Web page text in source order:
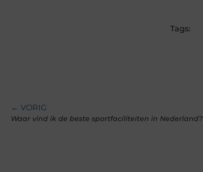
Tags:
← VORIG
Waar vind ik de beste sportfaciliteiten in Nederland?